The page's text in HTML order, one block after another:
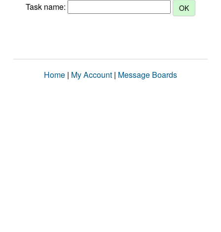
Task name:
Home | My Account | Message Boards